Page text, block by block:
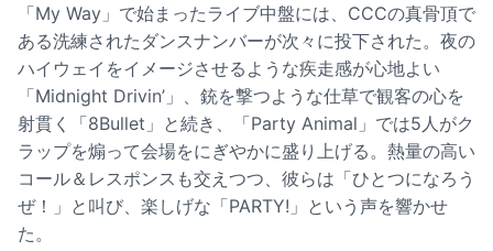
「My Way」で始まったライブ中盤には、CCCの真骨頂で
ある洗練されたダンスナンバーが次々に投下された。夜の
ハイウェイをイメージさせるような疾走感が心地よい
「Midnight Drivin’」、銃を撃つような仕草で観客の心を
射貫く「8Bullet」と続き、「Party Animal」では5人がク
ラップを煽って会場をにぎやかに盛り上げる。熱量の高い
コール＆レスポンスも交えつつ、彼らは「ひとつになろう
ぜ！」と叫び、楽しげな「PARTY!」という声を響かせ
た。